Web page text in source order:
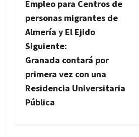
v
e
g
a
c
Empleo para Centros de
personas migrantes de
Almería y El Ejido
Siguiente:
Granada contará por
primera vez con una
Residencia Universitaria
Pública